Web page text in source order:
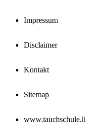
Impressum
Disclaimer
Kontakt
Sitemap
www.tauchschule.li